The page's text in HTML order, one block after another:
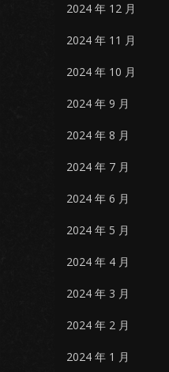
2024 年 12 月
2024 年 11 月
2024 年 10 月
2024 年 9 月
2024 年 8 月
2024 年 7 月
2024 年 6 月
2024 年 5 月
2024 年 4 月
2024 年 3 月
2024 年 2 月
2024 年 1 月